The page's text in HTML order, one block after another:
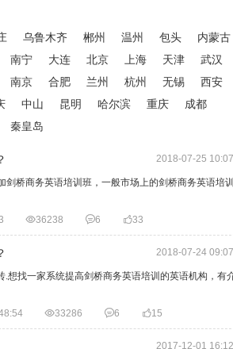
乌鲁木齐 郴州 温州 包头
内蒙古
南宁 大连 北京 上海 天津
武汉
南京 合肥 兰州 杭州 无锡
西安
中山 昆明 哈尔滨 重庆
成都
秦皇岛
2018-07-25
桥商务英语培训班，一般市场上的剑桥商务英语培
36238 6 33
2018-07-24
想找一家系统提高剑桥商务英语培训的英语机构，有
33286 6 15
2017-12-01